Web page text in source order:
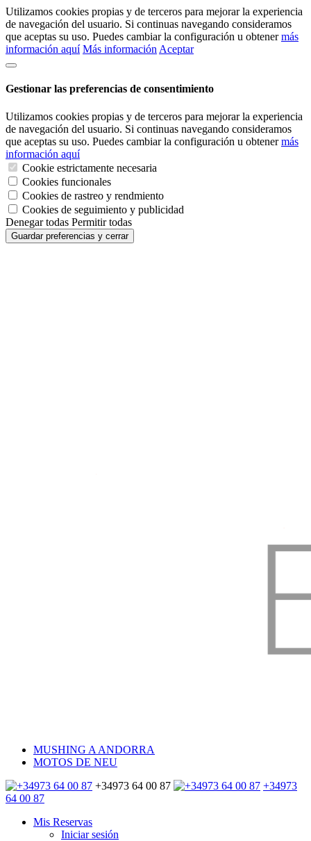
Utilizamos cookies propias y de terceros para mejorar la experiencia
de navegación del usuario. Si continuas navegando consideramos
que aceptas su uso. Puedes cambiar la configuración u obtenermás
información aquí Más información Aceptar
Gestionar las preferencias de consentimiento
Utilizamos cookies propias y de terceros para mejorar la experiencia
de navegación del usuario. Si continuas navegando consideramos
que aceptas su uso. Puedes cambiar la configuración u obtenermás
información aquí
Cookie estrictamente necesaria
Cookies funcionales
Cookies de rastreo y rendmiento
Cookies de seguimiento y publicidad
Denegar todas Permitir todas
Guardar preferencias y cerrar
MUSHING A ANDORRA
MOTOS DE NEU
+34973 64 00 87
+34973
64 00 87
Mis Reservas
Iniciar sesión